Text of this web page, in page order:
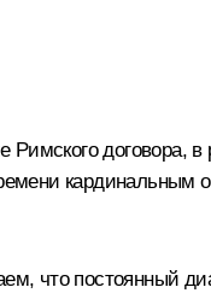
договора, в
что постоянный